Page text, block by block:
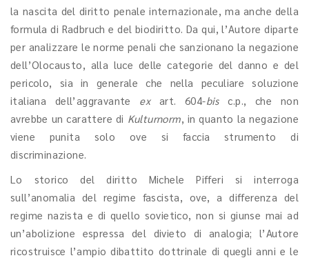
la nascita del diritto penale internazionale, ma anche della
formula di Radbruch e del biodiritto. Da qui, l’Autore diparte
per analizzare le norme penali che sanzionano la negazione
dell’Olocausto, alla luce delle categorie del danno e del
pericolo, sia in generale che nella peculiare soluzione
italiana dell’aggravante exart. 604-bisc.p., che non
avrebbe un carattere di Kulturnorm, in quanto la negazione
viene punita solo ove si faccia strumento di
discriminazione.
Lo storico del diritto Michele Pifferi si interroga
sull’anomalia del regime fascista, ove, a differenza del
regime nazista e di quello sovietico, non si giunse mai ad
un’abolizione espressa del divieto di analogia; l’Autore
ricostruisce l’ampio dibattito dottrinale di quegli anni e le